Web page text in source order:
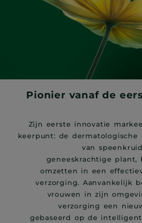
Pionier vanaf de
Zijn eerste innovatie
keerpunt: de dermatologische
van
geneeskrachtige plant,
omzetten in een
verzorging. Aanvankelijk
vrouwen in zijn
verzorging een
gebaseerd op de